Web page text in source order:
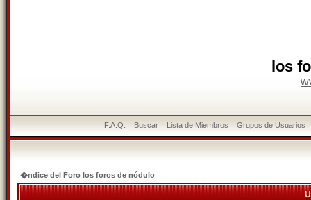
los
F.A.Q. Buscar Lista de Miembros Grupos de Usuarios
�ndice del Foro los foros de nódulo